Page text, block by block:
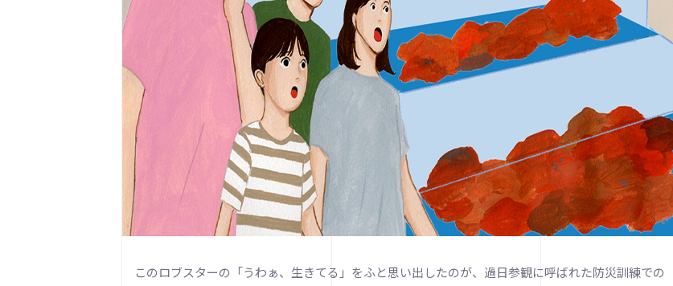
このロブスターの「うわぁ、生きてる」をふと思い出したのが、過日参観に呼ばれた防災訓練での